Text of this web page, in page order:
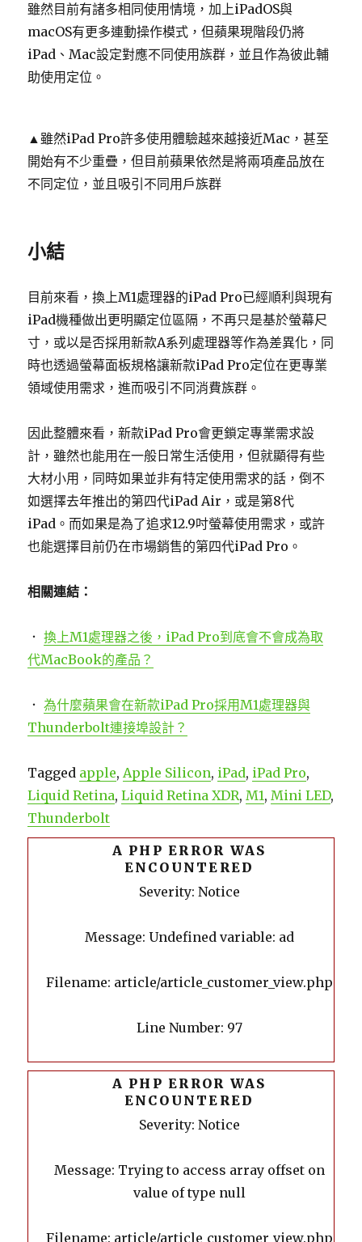
雖然目前有諸多相同使用情境，加上iPadOS與
macOS有更多連動操作模式，但蘋果現階段仍將
iPad、Mac設定對應不同使用族群，並且作為彼此輔
助使用定位。
▲雖然iPad Pro許多使用體驗越來越接近Mac，甚至
開始有不少重疊，但目前蘋果依然是將兩項產品放在
不同定位，並且吸引不同用戶族群
小結
目前來看，換上M1處理器的iPad Pro已經順利與現有
iPad機種做出更明顯定位區隔，不再只是基於螢幕尺
寸，或以是否採用新款A系列處理器等作為差異化，同
時也透過螢幕面板規格讓新款iPad Pro定位在更專業
領域使用需求，進而吸引不同消費族群。
因此整體來看，新款iPad Pro會更鎖定專業需求設
計，雖然也能用在一般日常生活使用，但就顯得有些
大材小用，同時如果並非有特定使用需求的話，倒不
如選擇去年推出的第四代iPad Air，或是第8代
iPad。而如果是為了追求12.9吋螢幕使用需求，或許
也能選擇目前仍在市場銷售的第四代iPad Pro。
相關連結：
．換上M1處理器之後，iPad Pro到底會不會成為取
代MacBook的產品？
．為什麼蘋果會在新款iPad Pro採用M1處理器與
Thunderbolt連接埠設計？
Tagged apple,Apple Silicon, iPad, iPad Pro,
Liquid Retina,Liquid Retina XDR,M1,Mini LED,
Thunderbolt
A PHP ERROR WAS
ENCOUNTERED
Severity: Notice
Message: Undefined variable: ad
Filename: article/article_customer_view.php
Line Number: 97
A PHP ERROR WAS
ENCOUNTERED
Severity: Notice
Message: Trying to access array offset on
value of type null
Filename: article/article_customer_view.php